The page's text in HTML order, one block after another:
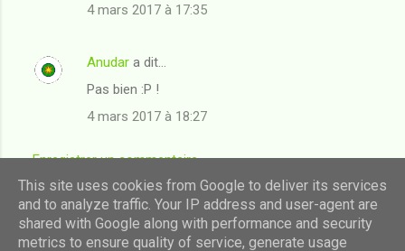
4 mars 2017 à 17:35
Anudar a dit…
Pas bien :P !
4 mars 2017 à 18:27
Enregistrer un commentaire
Fourni par Blogger
This site uses cookies from Google to deliver its services
and to analyze traffic. Your IP address and user-agent are
shared with Google along with performance and security
metrics to ensure quality of service, generate usage